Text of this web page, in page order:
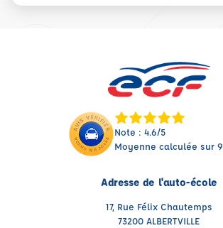
Note : 4.6/5
Moyenne calculée sur
Adresse de l'auto-école
17, Rue Félix Chautemps
73200 ALBERTVILLE